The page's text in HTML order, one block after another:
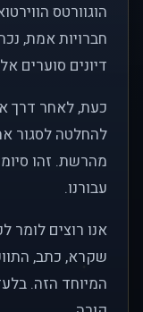
הוגוורטס
חברויות אמת,
דיונים סוערים
כעת, לאחר דרך
להחלטה לסגור
מהרשת. זהו
עבורנו.
אנו רוצים לומר
שקרא, כתב,
המיוחד הזה.